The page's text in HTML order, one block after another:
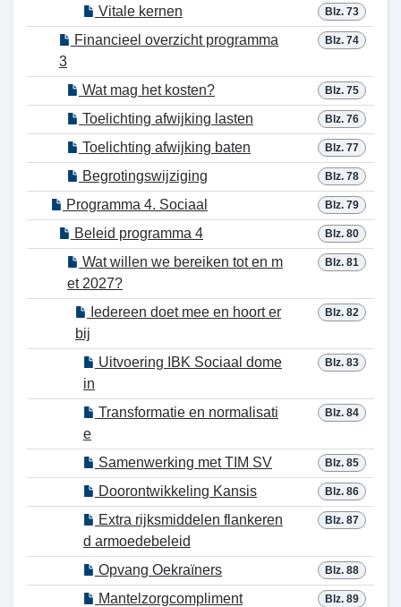
Blz. 73
Vitale kernen
Blz. 74
Financieel overzicht programma
3
Blz. 75
Wat mag het kosten?
Blz. 76
Toelichting afwijking lasten
Blz. 77
Toelichting afwijking baten
Blz. 78
Begrotingswijziging
Blz. 79
Programma 4. Sociaal
Blz. 80
Beleid programma 4
Blz. 81
Wat willen we bereiken tot en m
et 2027?
Blz. 82
Iedereen doet mee en hoort er
bij
Blz. 83
Uitvoering IBK Sociaal dome
in
Blz. 84
Transformatie en normalisati
e
Blz. 85
Samenwerking met TIM SV
Blz. 86
Doorontwikkeling Kansis
Blz. 87
Extra rijksmiddelen flankeren
d armoedebeleid
Blz. 88
Opvang Oekraïners
Blz. 89
Mantelzorgcompliment